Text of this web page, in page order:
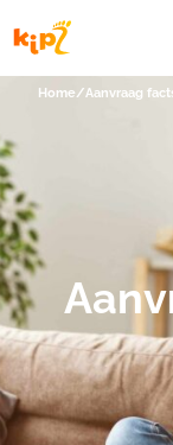
Home/Aanvraag